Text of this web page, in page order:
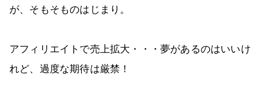
が、そもそものはじまり。
アフィリエイトで売上拡大・・・夢があるのはいいけ
れど、過度な期待は厳禁！